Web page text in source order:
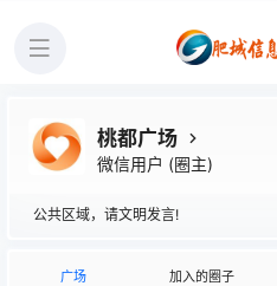
桃都广场
微信用户 (圈主)
公共区域，请文明发言!
广场 加入的圈子